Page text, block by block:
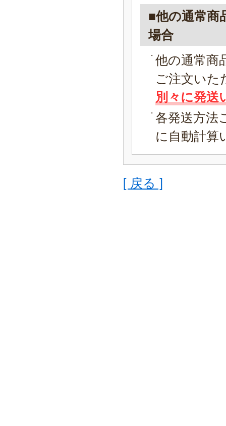
■他の通常商
場合
他の通常商
ご注文いた
別々に発送
各発送方法
に自動計算
[ 戻る ]